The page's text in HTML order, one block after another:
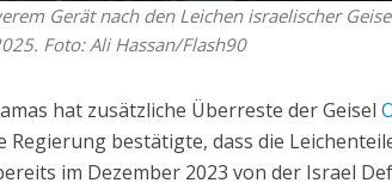
Gerät nach den Leichen israelischer
Foto: Ali Hassan/Flash90
hat zusätzliche Überreste der Geisel
Regierung bestätigte, dass die
im Dezember 2023 von der Israel